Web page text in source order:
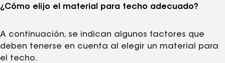
¿Cómo elijo el material para techo adecuado?
A continuación, se indican algunos factores que
deben tenerse en cuenta al elegir un material para
el techo.